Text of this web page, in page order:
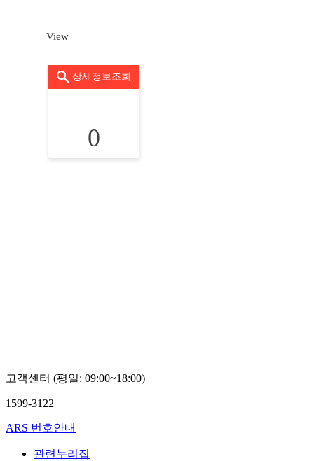
View
상세정보조회
0
고객센터 (평일: 09:00~18:00)
1599-3122
ARS 번호안내
관련누리집